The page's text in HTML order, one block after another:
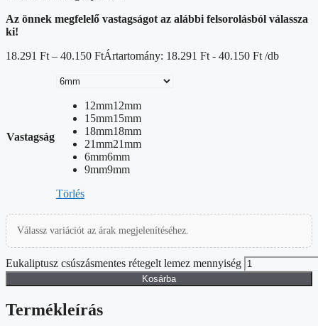
Az önnek megfelelő vastagságot az alábbi felsorolásból válassza
ki!
18.291 Ft – 40.150 FtÁrtartomány: 18.291 Ft - 40.150 Ft /db
Vastagság
12mm12mm
15mm15mm
18mm18mm
21mm21mm
6mm6mm
9mm9mm
Törlés
Válassz variációt az árak megjelenítéséhez.
Eukaliptusz csúszásmentes rétegelt lemez mennyiség
Kosárba
Termékleírás